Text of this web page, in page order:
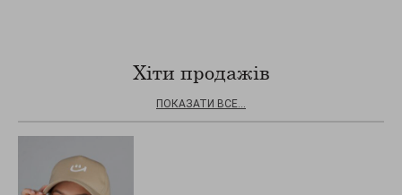
Хіти продажів
ПОКАЗАТИ ВСЕ...